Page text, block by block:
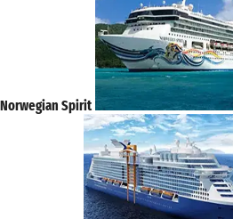
Norwegian Spirit